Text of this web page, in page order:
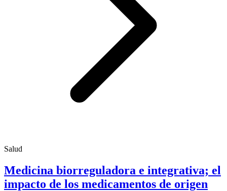
Salud
Medicina biorreguladora e integrativa; el
impacto de los medicamentos de origen